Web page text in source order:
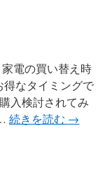
電の買い替え時
得なタイミングで
入検討されてみ
…続きを読む →